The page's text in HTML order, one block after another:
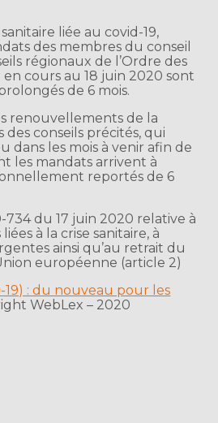
liée au covid-19,
des membres du conseil
régionaux de l’Ordre des
cours au 18 juin 2020 sont
de 6 mois.
renouvellements de la
des conseils précités, qui
dans les mois à venir afin de
les mandats arrivent à
reportés de 6
734 du 17 juin 2020 relative à
à la crise sanitaire, à
ainsi qu’au retrait du
européenne (article 2)
19) : du nouveau pour les
WebLex – 2020